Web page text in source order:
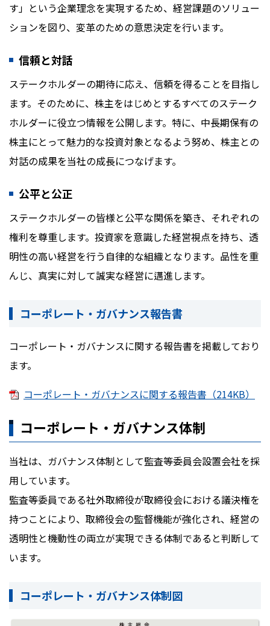
す」という企業理念を実現するため、経営課題のソリュー
ションを図り、変革のための意思決定を行います。
信頼と対話
ステークホルダーの期待に応え、信頼を得ることを目指し
ます。そのために、株主をはじめとするすべてのステーク
ホルダーに役立つ情報を公開します。特に、中長期保有の
株主にとって魅力的な投資対象となるよう努め、株主との
対話の成果を当社の成長につなげます。
公平と公正
ステークホルダーの皆様と公平な関係を築き、それぞれの
権利を尊重します。投資家を意識した経営視点を持ち、透
明性の高い経営を行う自律的な組織となります。品性を重
んじ、真実に対して誠実な経営に邁進します。
コーポレート・ガバナンス報告書
コーポレート・ガバナンスに関する報告書を掲載しており
ます。
コーポレート・ガバナンスに関する報告書（214KB）
コーポレート・ガバナンス体制
当社は、ガバナンス体制として監査等委員会設置会社を採
用しています。
監査等委員である社外取締役が取締役会における議決権を
持つことにより、取締役会の監督機能が強化され、経営の
透明性と機動性の両立が実現できる体制であると判断して
います。
コーポレート・ガバナンス体制図